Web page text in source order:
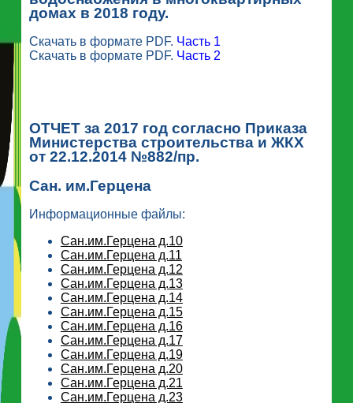
домах в 2018 году.
Скачать в формате PDF. Часть 1
Скачать в формате PDF. Часть 2
ОТЧЕТ за 2017 год согласно Приказа
Министерства строительства и ЖКХ
от 22.12.2014 №882/пр.
Сан. им.Герцена
Информационные файлы:
Сан.им.Герцена д.10
Сан.им.Герцена д.11
Сан.им.Герцена д.12
Сан.им.Герцена д.13
Сан.им.Герцена д.14
Сан.им.Герцена д.15
Сан.им.Герцена д.16
Сан.им.Герцена д.17
Сан.им.Герцена д.19
Сан.им.Герцена д.20
Сан.им.Герцена д.21
Сан.им.Герцена д.23